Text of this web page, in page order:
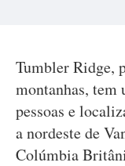
Tumbler Ridge,
montanhas, tem
pessoas e
a nordeste de
Colúmbia